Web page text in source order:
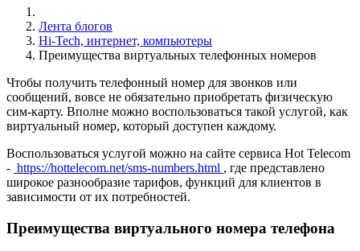
Лента блогов
Hi-Tech, интернет, компьютеры
Преимущества виртуальных телефонных номеров
Чтобы получить телефонный номер для звонков или
сообщений, вовсе не обязательно приобретать физическую
сим-карту. Вполне можно воспользоваться такой услугой, как
виртуальный номер, который доступен каждому.
Воспользоваться услугой можно на сайте сервиса Hot Telecom
- https://hottelecom.net/sms-numbers.html , где представлено
широкое разнообразие тарифов, функций для клиентов в
зависимости от их потребностей.
Преимущества виртуального номера телефона